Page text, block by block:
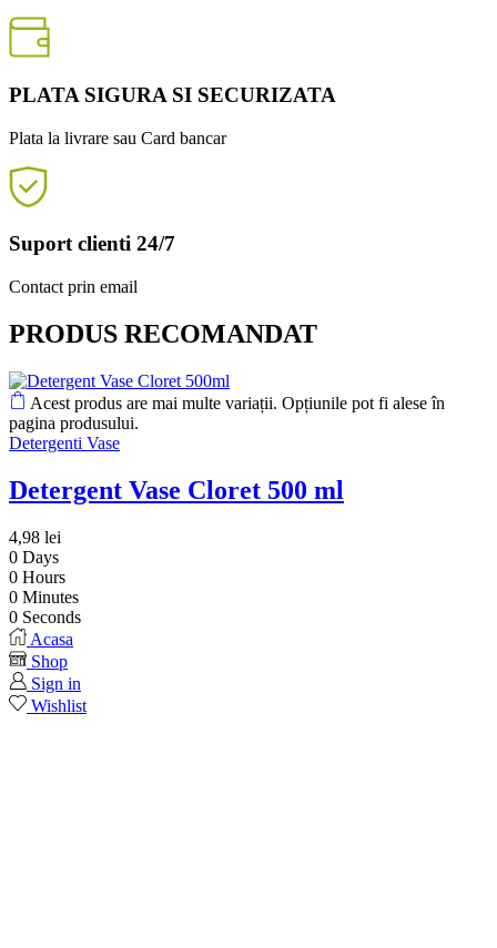
PLATA SIGURA SI SECURIZATA
Plata la livrare sau Card bancar
Suport clienti 24/7
Contact prin email
PRODUS RECOMANDAT
Acest produs are mai multe variații. Opțiunile pot fi alese în
pagina produsului.
Detergenti Vase
Detergent Vase Cloret 500 ml
4,98 lei
0 Days
0 Hours
0 Minutes
0 Seconds
Acasa
Shop
Sign in
Wishlist